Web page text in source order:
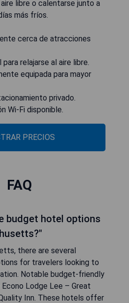
libre o calentarse junto a
más fríos.
cerca de atracciones
relajarse al aire libre.
equipada para mayor
privado.
Wi-Fi disponible.
PRECIOS
FAQ
budget hotel options
there are several
for travelers looking to
Notable budget-friendly
Lodge Lee – Great
Inn. These hotels offer